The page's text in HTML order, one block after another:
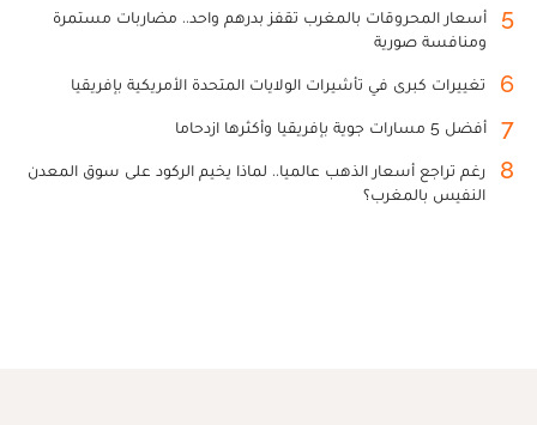
5
أسعار المحروقات بالمغرب تقفز بدرهم واحد.. مضاربات مستمرة
ومنافسة صورية
6 تغييرات كبرى في تأشيرات الولايات المتحدة الأمريكية بإفريقيا
7 أفضل 5 مسارات جوية بإفريقيا وأكثرها ازدحاما
8
رغم تراجع أسعار الذهب عالميا.. لماذا يخيم الركود على سوق المعدن
النفيس بالمغرب؟